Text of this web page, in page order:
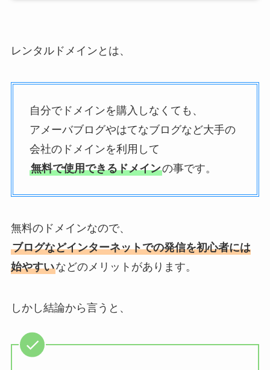
レンタルドメインとは、
自分でドメインを購入しなくても、
アメーバブログやはてなブログなど大手の
会社のドメインを利用して
無料で使用できるドメインの事です。
無料のドメインなので、
ブログなどインターネットでの発信を初心者には
始やすいなどのメリットがあります。
しかし結論から言うと、